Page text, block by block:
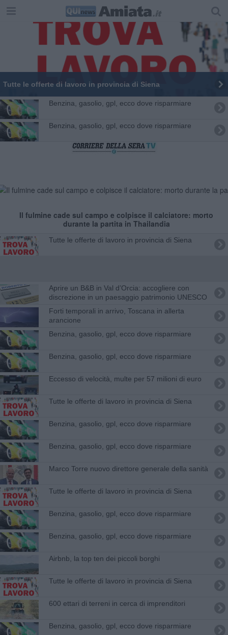
​Tutte le offerte di lavoro in provincia di Siena
​Benzina, gasolio, gpl, ecco dove risparmiare
​Benzina, gasolio, gpl, ecco dove risparmiare
Il fulmine cade sul campo e colpisce il calciatore: morto
durante la partita in Thailandia
​Tutte le offerte di lavoro in provincia di Siena
Aprire un B&B in Val d’Orcia: accogliere con
discrezione in un paesaggio patrimonio UNESCO
Forti temporali in arrivo, Toscana in allerta
arancione
​Benzina, gasolio, gpl, ecco dove risparmiare
​Benzina, gasolio, gpl, ecco dove risparmiare
Eccesso di velocità, multe per 57 milioni di euro
​Tutte le offerte di lavoro in provincia di Siena
​Benzina, gasolio, gpl, ecco dove risparmiare
​Benzina, gasolio, gpl, ecco dove risparmiare
Marco Torre nuovo direttore generale della sanità
​Tutte le offerte di lavoro in provincia di Siena
​Benzina, gasolio, gpl, ecco dove risparmiare
​Benzina, gasolio, gpl, ecco dove risparmiare
Airbnb, la top ten dei piccoli borghi
​Tutte le offerte di lavoro in provincia di Siena
600 ettari di terreni in cerca di imprenditori
​Benzina, gasolio, gpl, ecco dove risparmiare